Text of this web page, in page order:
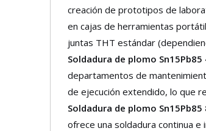
creación de prototipos de
en cajas de herramientas
juntas THT estándar
Soldadura de plomo Sn15Pb85
departamentos de
de ejecución extendido, lo que
Soldadura de plomo Sn15Pb85
ofrece una soldadura continua